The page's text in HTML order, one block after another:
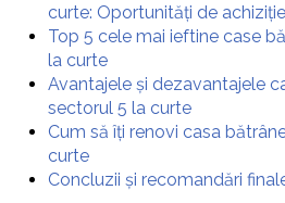
curte: Oportunități de achiziție
Top 5 cele mai ieftine case
la curte
Avantajele și dezavantajele
sectorul 5 la curte
Cum să îți renovi casa
curte
Concluzii și recomandări